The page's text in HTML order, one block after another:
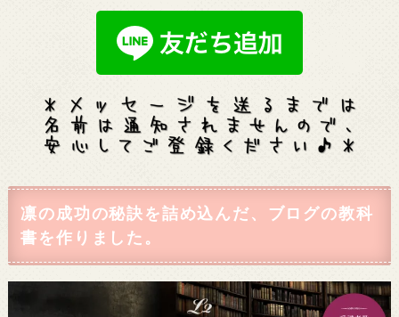
凛の成功の秘訣を詰め込んだ、ブログの教科
書を作りました。